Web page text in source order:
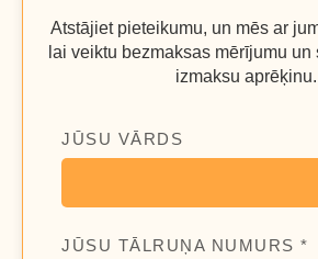
Atstājiet pieteikumu, un mēs ar
lai veiktu bezmaksas mērījumu
izmaksu aprēķinu.
JŪSU VĀRDS
JŪSU TĀLRUŅA NUMURS *